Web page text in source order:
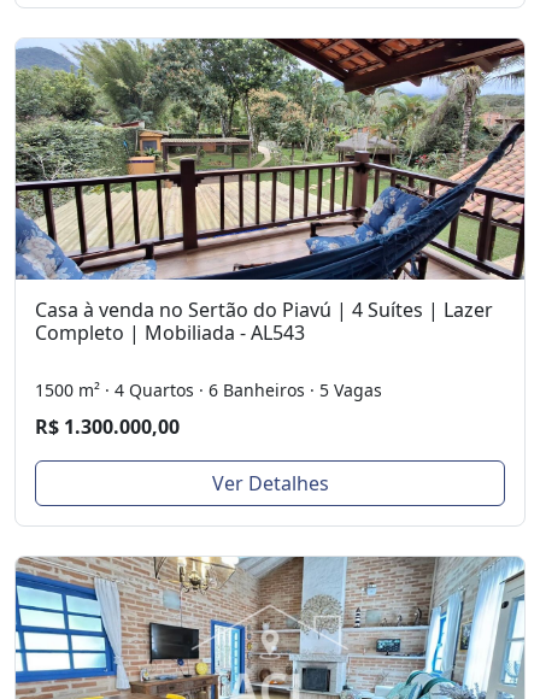
Casa à venda no Sertão do Piavú | 4 Suítes | Lazer
Completo | Mobiliada - AL543
1500 m² · 4 Quartos · 6 Banheiros · 5 Vagas
R$ 1.300.000,00
Ver Detalhes